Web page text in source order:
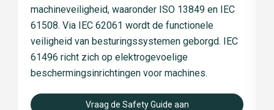
machineveiligheid, waaronder ISO 13849 en IEC
61508. Via IEC 62061 wordt de functionele
veiligheid van besturingssystemen geborgd. IEC
61496 richt zich op elektrogevoelige
beschermingsinrichtingen voor machines.
Vraag de Safety Guide aan